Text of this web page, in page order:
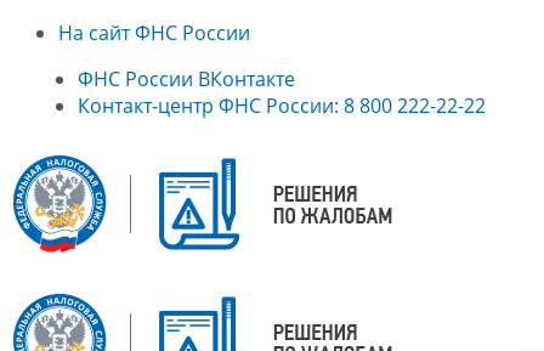
На сайт ФНС России
ФНС России ВКонтакте
Контакт-центр ФНС России: 8 800 222-22-22